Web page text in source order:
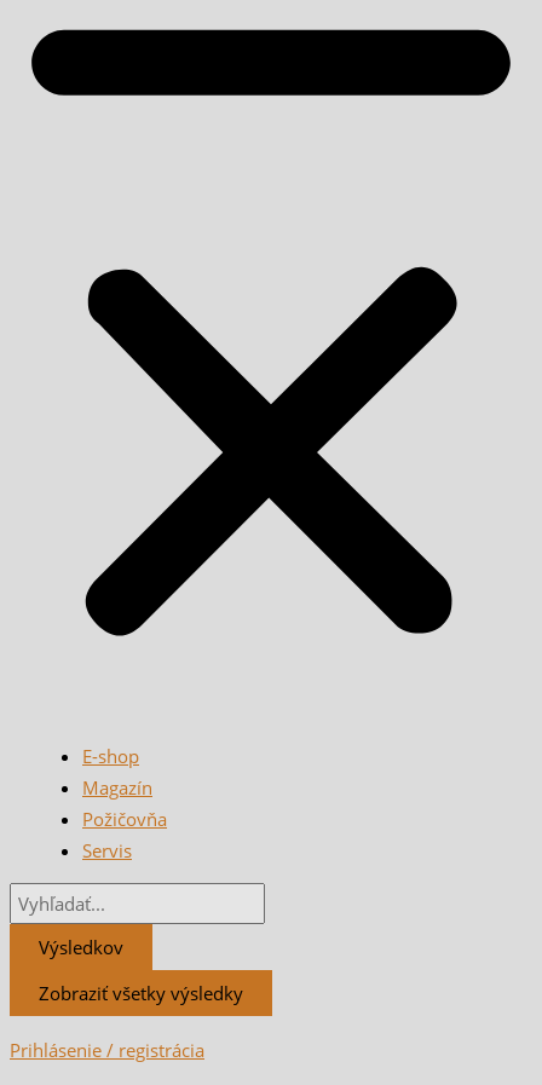
E-shop
Magazín
Požičovňa
Servis
Výsledkov
Zobraziť všetky výsledky
Prihlásenie / registrácia